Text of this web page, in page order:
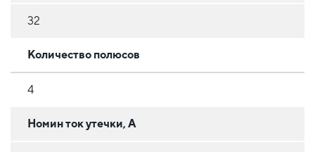
32
Количество полюсов
4
Номин ток утечки, А